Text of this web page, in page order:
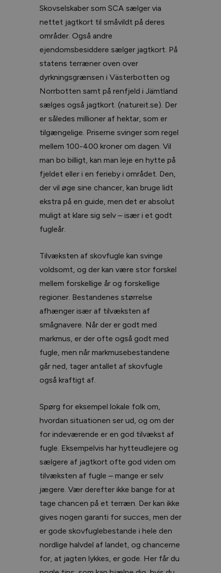
Skovselskaber som SCA sælger via
nettet jagtkort til småvildt på deres
områder. Også andre
ejendomsbesiddere sælger jagtkort. På
statens terræner oven over
dyrkningsgrænsen i Västerbotten og
Norrbotten samt på renfjeld i Jämtland
sælges også jagtkort. (natureit.se). Der
er således millioner af hektar, som er
tilgængelige. Priserne svinger som regel
mellem 100-400 kroner om dagen. Vil
man bo billigt, kan man leje en hytte på
fjeldet eller i en ferieby i området. Den,
der vil øge sine chancer, kan bruge lidt
ekstra på en guide, men det er absolut
muligt at klare sig selv – især i et godt
fugleår.
Tilvæksten af skovfugle kan svinge
voldsomt, og der kan være stor forskel
mellem forskellige år og forskellige
regioner. Bestandenes størrelse
afhænger især af tilvæksten af
smågnavere. Når der er godt med
markmus, er der ofte også godt med
fugle, men når markmusebestandene
går ned, tager antallet af skovfugle
også kraftigt af.
Spørg for eksempel lokale folk om,
hvordan situationen ser ud, og om der
for indeværende er en god tilvækst af
fugle. Eksempelvis har hytteudlejere og
sælgere af jagtkort ofte god viden om
tilvæksten af fugle – mange er selv
jægere. Vær derefter ikke bange for at
tage chancen på et terræn. Der kan ikke
gives nogen garanti for succes, men der
er gode skovfuglebestande i hele den
nordlige halvdel af landet, og chancerne
for, at jagten lykkes, er gode. Her får du